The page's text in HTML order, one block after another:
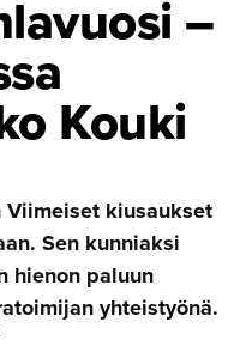
–
Kouki
Viimeiset kiusaukset
Sen kunniaksi
hienon paluun
yhteistyönä.